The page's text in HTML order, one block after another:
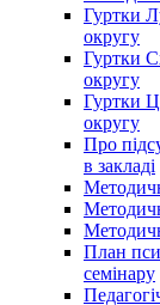
Гуртки
округу
Гуртки
округу
Гуртки
округу
Про
в закладі
План
семінару